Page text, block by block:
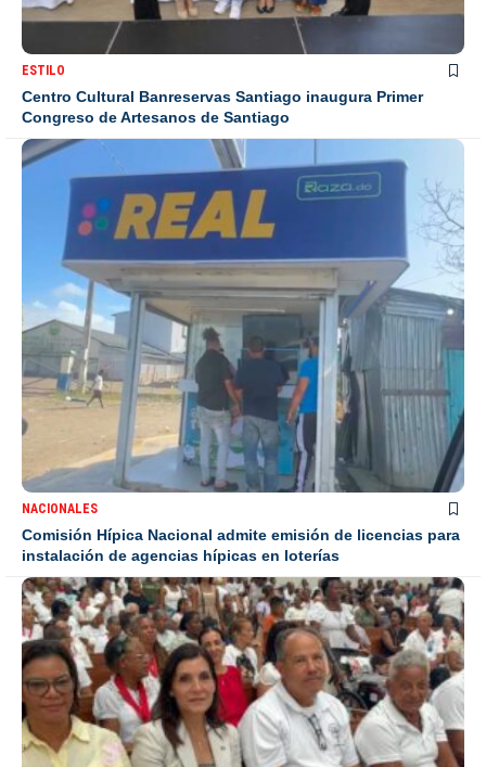
ESTILO
Centro Cultural Banreservas Santiago inaugura Primer
Congreso de Artesanos de Santiago
NACIONALES
Comisión Hípica Nacional admite emisión de licencias para
instalación de agencias hípicas en loterías